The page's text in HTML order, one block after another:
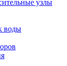
узлы
воды